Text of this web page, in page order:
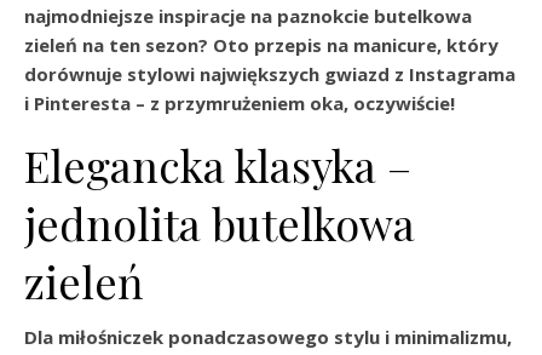
najmodniejsze inspiracje na paznokcie butelkowa
zieleń na ten sezon? Oto przepis na manicure, który
dorównuje stylowi największych gwiazd z Instagrama
i Pinteresta – z przymrużeniem oka, oczywiście!
Elegancka klasyka –
jednolita butelkowa
zieleń
Dla miłośniczek ponadczasowego stylu i minimalizmu,